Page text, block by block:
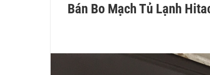
Bán Bo Mạch Tủ Lạnh